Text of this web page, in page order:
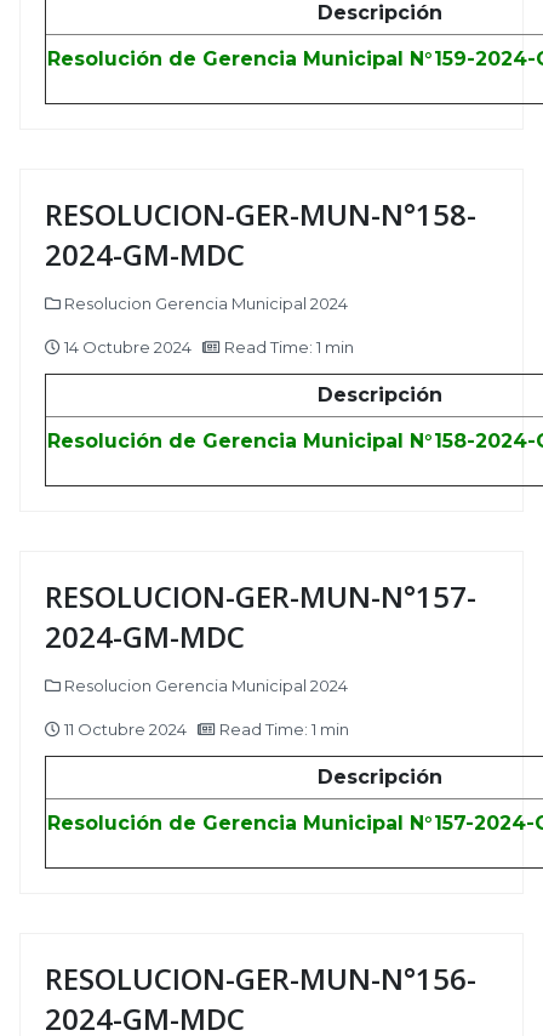
Descripción
Resolución de Gerencia Municipal N°159-2024-
RESOLUCION-GER-MUN-N°158-
2024-GM-MDC
Resolucion Gerencia Municipal 2024
14 Octubre 2024 Read Time: 1 min
Descripción
Resolución de Gerencia Municipal N°158-2024-
RESOLUCION-GER-MUN-N°157-
2024-GM-MDC
Resolucion Gerencia Municipal 2024
11 Octubre 2024 Read Time: 1 min
Descripción
Resolución de Gerencia Municipal N°157-2024-
RESOLUCION-GER-MUN-N°156-
2024-GM-MDC